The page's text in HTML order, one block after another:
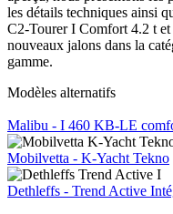
les détails techniques ainsi
C2-Tourer I Comfort 4.2 t
nouveaux jalons dans la
gamme.
Modèles alternatifs
Malibu - I 460 KB-LE
Mobilvetta - K-Yacht Tekno
Dethleffs - Trend Active